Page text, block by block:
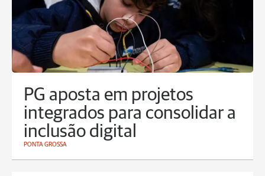
PG aposta em projetos
integrados para consolidar a
inclusão digital
PONTA GROSSA